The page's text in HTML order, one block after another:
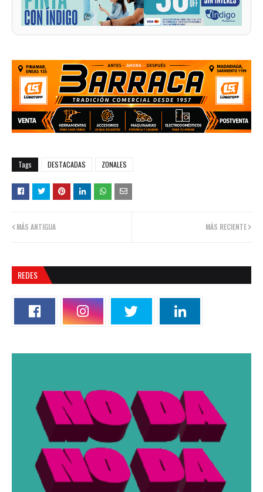
Tags DESTACADAS ZONALES
MÁS RECIENTE
MÁS ANTIGUA
REDES